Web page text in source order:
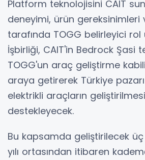
Platform teknolojisini CAIT
deneyimi, ürün
tarafında TOGG belirleyici rol
İşbirliği, CAIT'in Bedrock Şasi
TOGG'un araç geliştirme
araya getirerek Türkiye
elektrikli araçların
destekleyecek.
Bu kapsamda geliştirilecek
yılı ortasından itibaren